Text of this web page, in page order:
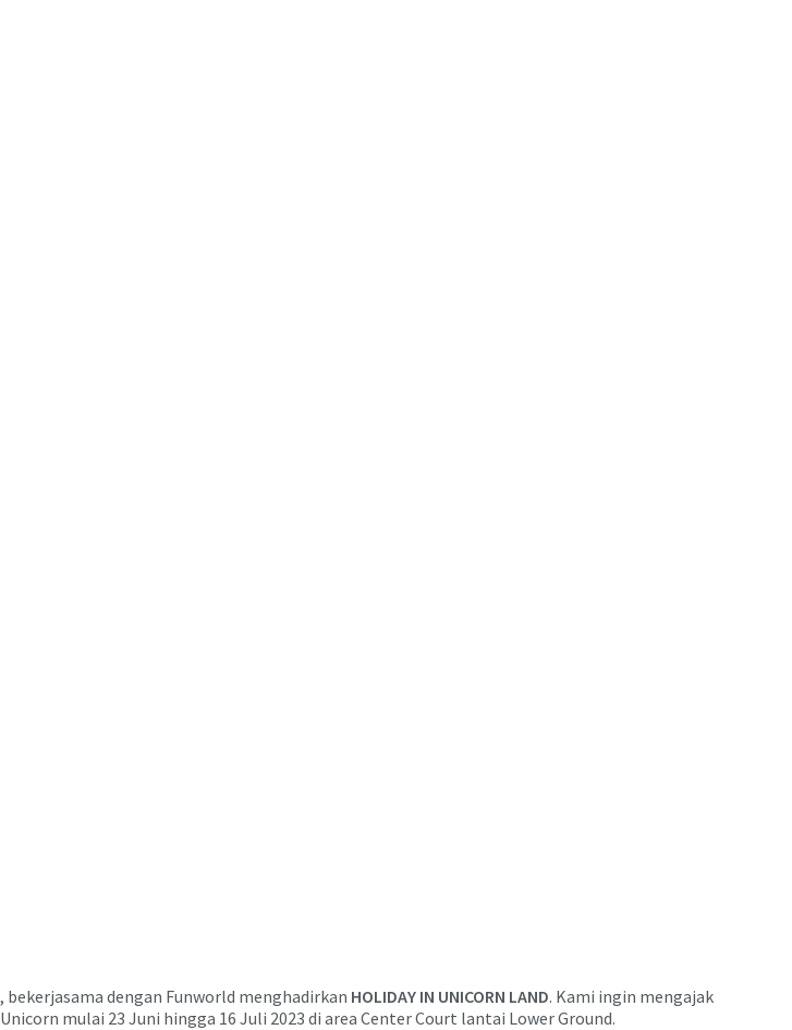
dengan Funworld menghadirkan HOLIDAY IN UNICORN LAND. Kami ingin mengajak
mulai 23 Juni hingga 16 Juli 2023 di area Center Court lantai Lower Ground.